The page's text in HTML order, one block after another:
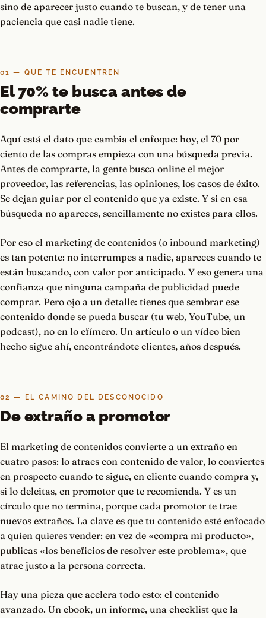
sino de aparecer justo cuando te buscan, y de tener una
paciencia que casi nadie tiene.
01 — QUE TE ENCUENTREN
El 70% te busca antes de
comprarte
Aquí está el dato que cambia el enfoque: hoy, el 70 por
ciento de las compras empieza con una búsqueda previa.
Antes de comprarte, la gente busca online el mejor
proveedor, las referencias, las opiniones, los casos de éxito.
Se dejan guiar por el contenido que ya existe. Y si en esa
búsqueda no apareces, sencillamente no existes para ellos.
Por eso el marketing de contenidos (o inbound marketing)
es tan potente: no interrumpes a nadie, apareces cuando te
están buscando, con valor por anticipado. Y eso genera una
confianza que ninguna campaña de publicidad puede
comprar. Pero ojo a un detalle: tienes que sembrar ese
contenido donde se pueda buscar (tu web, YouTube, un
podcast), no en lo efímero. Un artículo o un vídeo bien
hecho sigue ahí, encontrándote clientes, años después.
02 — EL CAMINO DEL DESCONOCIDO
De extraño a promotor
El marketing de contenidos convierte a un extraño en
cuatro pasos: lo atraes con contenido de valor, lo conviertes
en prospecto cuando te sigue, en cliente cuando compra y,
si lo deleitas, en promotor que te recomienda. Y es un
círculo que no termina, porque cada promotor te trae
nuevos extraños. La clave es que tu contenido esté enfocado
a quien quieres vender: en vez de «compra mi producto»,
publicas «los beneficios de resolver este problema», que
atrae justo a la persona correcta.
Hay una pieza que acelera todo esto: el contenido
avanzado. Un ebook, un informe, una checklist que la